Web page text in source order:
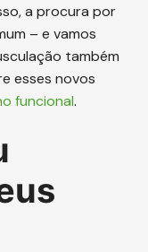
a procura por
– e vamos
também
esses novos
funcional.